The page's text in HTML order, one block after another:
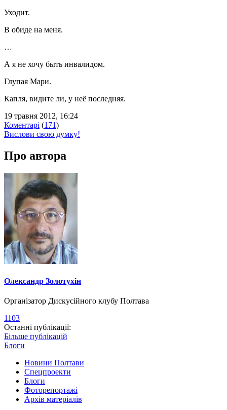
Уходит.
В обиде на меня.
…
А я не хочу быть инвалидом.
Глупая Мари.
Капля, видите ли, у неё последняя.
19 травня 2012, 16:24
Коментарі (171)
Вислови свою думку!
Про автора
Олександр Золотухін
Організатор Дискусійного клубу Полтава
1103
Останні публікації:
Більше публікацій
Блоги
Новини Полтави
Спецпроекти
Блоги
Фоторепортажі
Архів матеріалів